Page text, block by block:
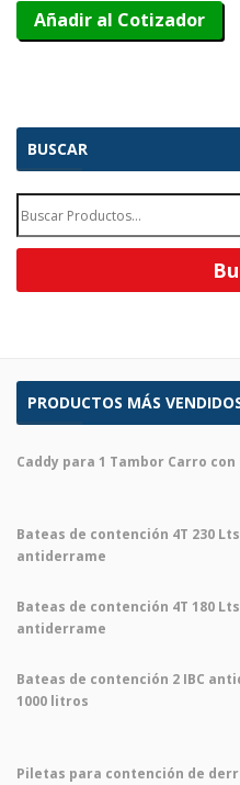
Añadir al Cotizador
BUSCAR
PRODUCTOS MÁS
Caddy para 1 Tambor Carro
Bateas de contención 4T 230
antiderrame
Bateas de contención 4T 180
antiderrame
Bateas de contención 2 IBC
1000 litros
Piletas para contención de